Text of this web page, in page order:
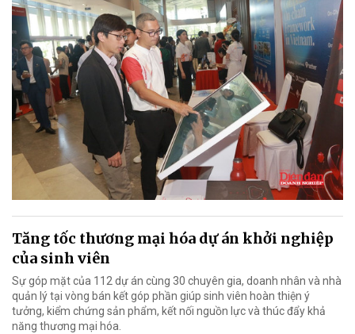
Tăng tốc thương mại hóa dự án khởi nghiệp
của sinh viên
Sự góp mặt của 112 dự án cùng 30 chuyên gia, doanh nhân và nhà
quản lý tại vòng bán kết góp phần giúp sinh viên hoàn thiện ý
tưởng, kiểm chứng sản phẩm, kết nối nguồn lực và thúc đẩy khả
năng thương mại hóa.